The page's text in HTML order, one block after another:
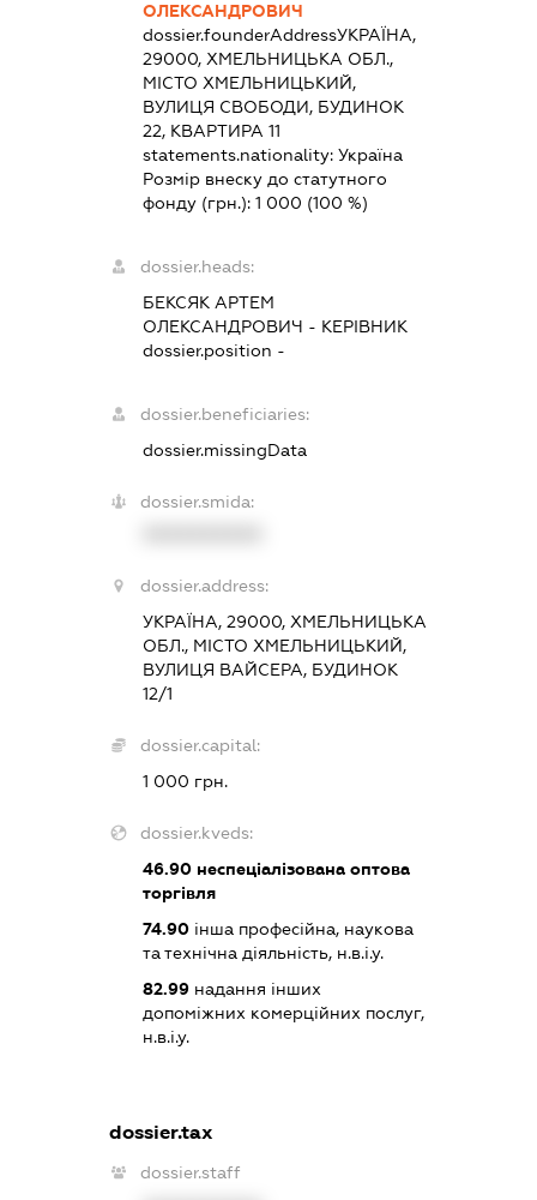
ОЛЕКСАНДРОВИЧ
dossier.founderAddressУКРАЇНА,
29000, ХМЕЛЬНИЦЬКА ОБЛ.,
МІСТО ХМЕЛЬНИЦЬКИЙ,
ВУЛИЦЯ СВОБОДИ, БУДИНОК
22, КВАРТИРА 11
statements.nationality:Україна
Розмір внеску до статутного
фонду (грн.):1 000 (100 %)
dossier.heads:
БЕКСЯК АРТЕМ
ОЛЕКСАНДРОВИЧ - КЕРІВНИК
dossier.position -
dossier.beneficiaries:
dossier.missingData
dossier.smida:
dossier.address:
УКРАЇНА, 29000, ХМЕЛЬНИЦЬКА
ОБЛ., МІСТО ХМЕЛЬНИЦЬКИЙ,
ВУЛИЦЯ ВАЙСЕРА, БУДИНОК
12/1
dossier.capital:
1 000 грн.
dossier.kveds:
46.90 неспеціалізована оптова
торгівля
74.90 інша професійна, наукова
та технічна діяльність, н.в.і.у.
82.99 надання інших
допоміжних комерційних послуг,
н.в.і.у.
dossier.tax
dossier.staff